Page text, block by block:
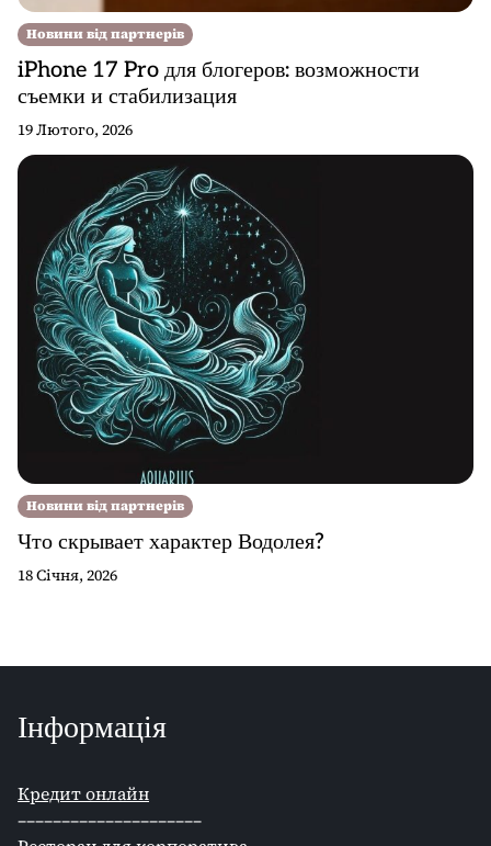
Новини від партнерів
iPhone 17 Pro для блогеров: возможности
съемки и стабилизация
19 Лютого, 2026
Новини від партнерів
Что скрывает характер Водолея?
18 Січня, 2026
Інформація
Кредит онлайн
–––––––––––––––––––––